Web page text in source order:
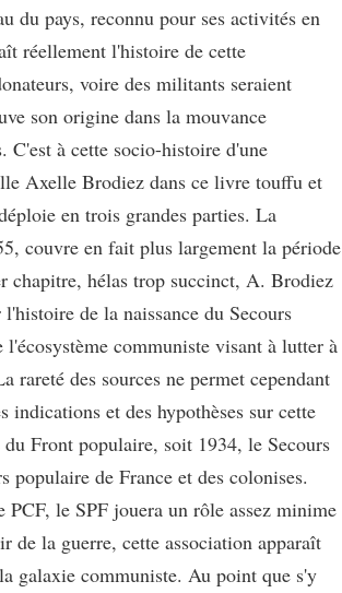
du pays, reconnu pour ses activités en
réellement l'histoire de cette
voire des militants seraient
son origine dans la mouvance
C'est à cette socio-histoire d'une
Axelle Brodiez dans ce livre touffu et
en trois grandes parties. La
couvre en fait plus largement la période
chapitre, hélas trop succinct, A. Brodiez
de la naissance du Secours
communiste visant à lutter à
rareté des sources ne permet cependant
indications et des hypothèses sur cette
Front populaire, soit 1934, le Secours
populaire de France et des colonises.
le SPF jouera un rôle assez minime
de la guerre, cette association apparaît
galaxie communiste. Au point que s'y